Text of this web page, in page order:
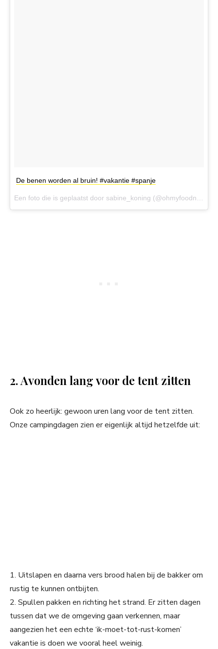
De benen worden al bruin! #vakantie #spanje
Een foto die is geplaatst door sabine_koning (@ohmyfoodnessnl) op
2. Avonden lang voor de tent zitten
Ook zo heerlijk: gewoon uren lang voor de tent zitten.
Onze campingdagen zien er eigenlijk altijd hetzelfde uit:
1. Uitslapen en daarna vers brood halen bij de bakker om
rustig te kunnen ontbijten.
2. Spullen pakken en richting het strand. Er zitten dagen
tussen dat we de omgeving gaan verkennen, maar
aangezien het een echte ‘ik-moet-tot-rust-komen’
vakantie is doen we vooral heel weinig.